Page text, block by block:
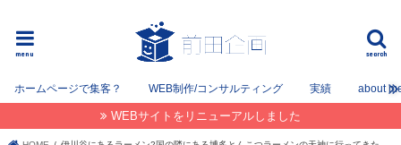
search
menu
ホームページで集客？ WEB制作/コンサルティング 実績 about
WEBサイトをリニューアルしました